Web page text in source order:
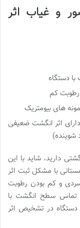
و غیاب اثر
دستگاه
کم
های بیومتریک
اثر انگشت ضعیفی
شوینده)
دارید، شاید با این
با مشکل ثبت اثر
و کم بودن رطوبت
سطح انگشت با
دستگاه در تشخیص اثر